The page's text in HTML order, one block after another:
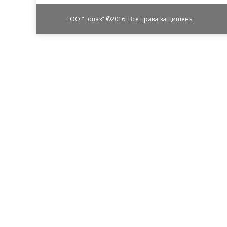
ТОО "Топаз" ©2016. Все права защищены